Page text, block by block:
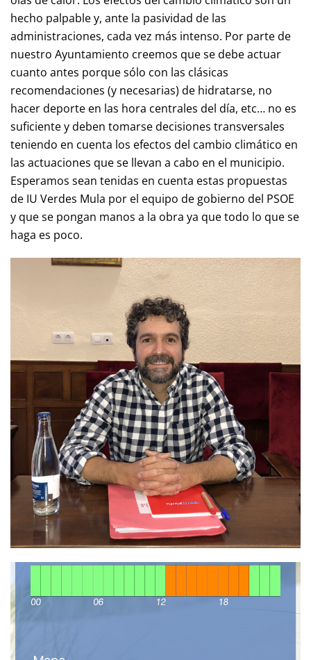
hecho palpable y, ante la pasividad de las
administraciones, cada vez más intenso. Por parte de
nuestro Ayuntamiento creemos que se debe actuar
cuanto antes porque sólo con las clásicas
recomendaciones (y necesarias) de hidratarse, no
hacer deporte en las hora centrales del día, etc… no es
suficiente y deben tomarse decisiones transversales
teniendo en cuenta los efectos del cambio climático en
las actuaciones que se llevan a cabo en el municipio.
Esperamos sean tenidas en cuenta estas propuestas
de IU Verdes Mula por el equipo de gobierno del PSOE
y que se pongan manos a la obra ya que todo lo que se
haga es poco.